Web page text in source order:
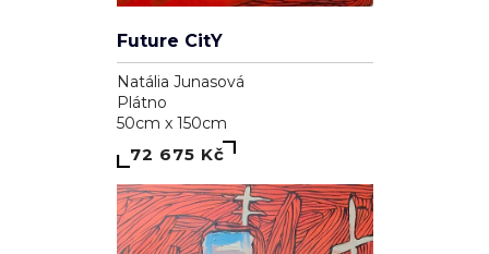
Future CitY
Natália Junasová
Plátno
50cm x 150cm
72 675 Kč